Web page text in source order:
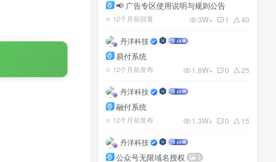
📢 广告专区使用说明与规则公告
12个月前回复 3W+ 1 40
丹洋科技
易付系统
12个月前发布 1.8W+ 0 25
丹洋科技
融付系统
12个月前发布 1.3W+ 0 15
丹洋科技
公众号无限域名授权 3